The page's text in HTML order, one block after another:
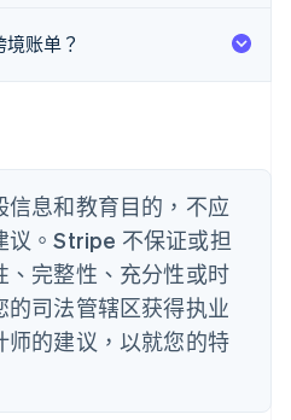
账单？
息和教育目的，不应
议。Stripe 不保证或担
完整性、充分性或时
司法管辖区获得执业
的建议，以就您的特